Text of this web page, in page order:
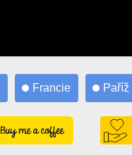
Francie Paříž
Buy Me a Coffee